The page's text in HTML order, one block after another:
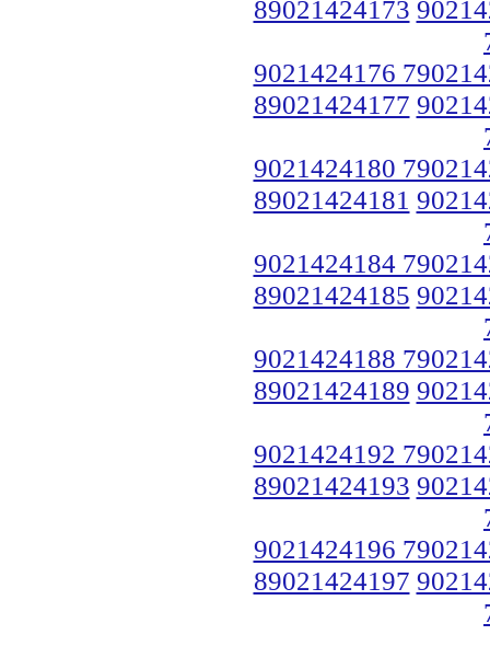
89021424173
9021424176
89021424177
9021424180
89021424181
9021424184
89021424185
9021424188
89021424189
9021424192
89021424193
9021424196
89021424197